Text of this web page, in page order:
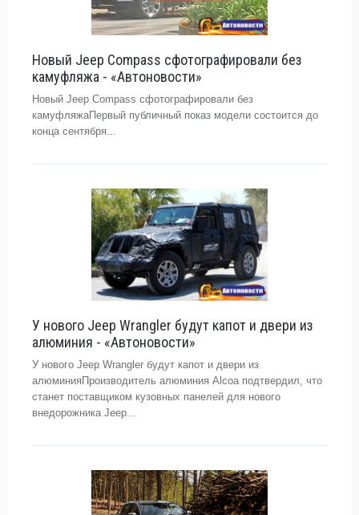
Новый Jeep Compass сфотографировали без
камуфляжа - «Автоновости»
Новый Jeep Compass сфотографировали без
камуфляжаПервый публичный показ модели состоится до
конца сентября...
У нового Jeep Wrangler будут капот и двери из
алюминия - «Автоновости»
У нового Jeep Wrangler будут капот и двери из
алюминияПроизводитель алюминия Alcoa подтвердил, что
станет поставщиком кузовных панелей для нового
внедорожника Jeep...